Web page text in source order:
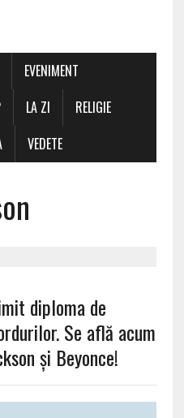
EVENIMENT
LA ZI
RELIGIE
VEDETE
diploma de
Se află acum
și Beyonce!